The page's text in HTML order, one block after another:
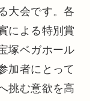
大会です。各
による特別賞
塚ベガホール
加者にとって
挑む意欲を高